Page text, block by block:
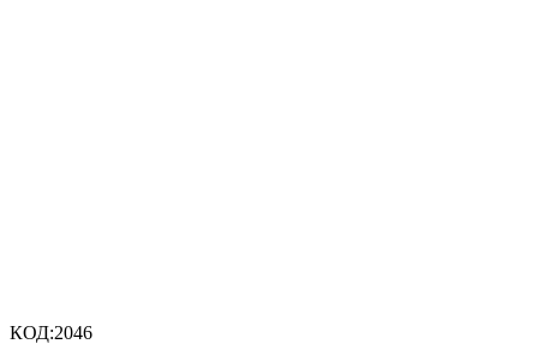
КОД:2046